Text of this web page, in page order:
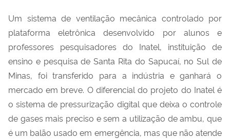
Um sistema de ventilação mecânica controlado por
plataforma eletrônica desenvolvido por alunos e
professores pesquisadores do Inatel, instituição de
ensino e pesquisa de Santa Rita do Sapucaí, no Sul de
Minas, foi transferido para a indústria e ganhará o
mercado em breve. O diferencial do projeto do Inatel é
o sistema de pressurização digital que deixa o controle
de gases mais preciso e sem a utilização de ambu, que
é um balão usado em emergência, mas que não atende